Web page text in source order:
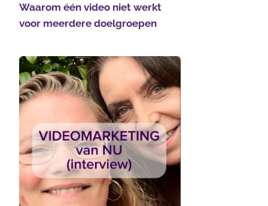
Waarom één video niet werkt
voor meerdere doelgroepen